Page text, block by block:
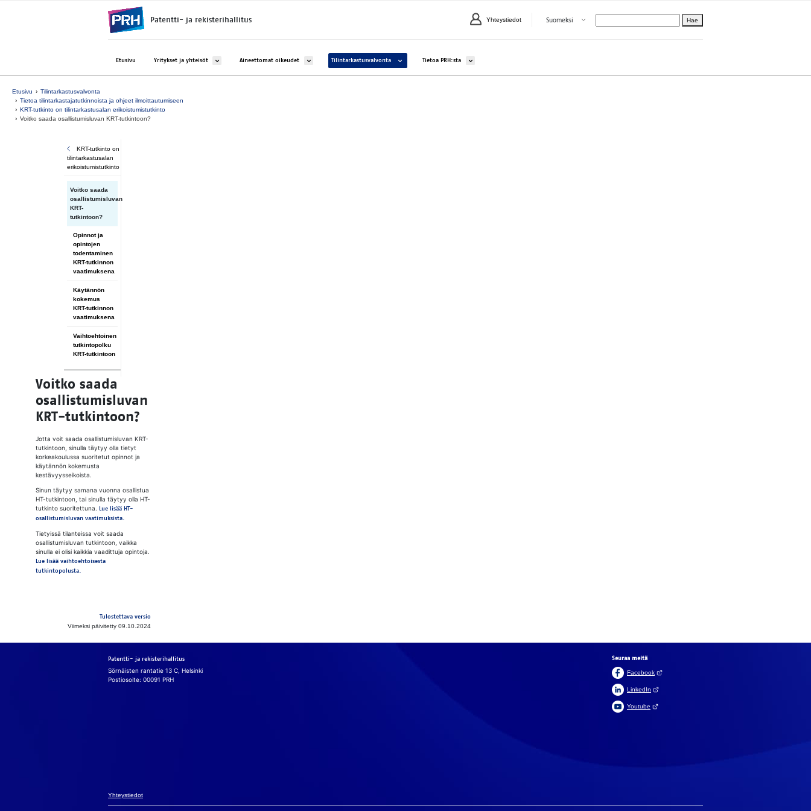
va­lin­to­ja­si eväs­tea­se­tuk­sis­sa.
Hyväksy pakolliset
Patentti- ja rekisterihallitus Yhteystiedot Valitse kieli
Suomeksi Avaa valikko Hae
Etusivu Yritykset ja yhteisöt Avaa alavalikko kohteelle Yritykset ja yhteisöt
Aineettomat oikeudet Avaa alavalikko kohteelle Aineettomat oikeudet
Tilintarkastusvalvonta Avaa alavalikko kohteelle Tilintarkastusvalvonta
Tietoa PRH:sta Avaa alavalikko kohteelle Tietoa PRH:sta
Etusivu
Tilintarkastusvalvonta
Tietoa tilintarkastajatutkinnoista ja ohjeet ilmoittautumiseen
KRT-tutkinto on tilintarkastusalan erikoistumistutkinto
Voitko saada osallistumisluvan KRT-tutkintoon?
Voitko saada
osallistumisluvan
KRT-tutkintoon?
Jotta voit saada osallistumisluvan KRT-
tutkintoon, sinulla täytyy olla tietyt
korkeakoulussa suoritetut opinnot ja
käytännön kokemusta
kestävyysseikoista.
Sinun täytyy samana vuonna osallistua
HT-tutkintoon, tai sinulla täytyy olla HT-
tutkinto suoritettuna.
Lue lisää HT-
osallistumisluvan vaatimuksista.
Tietyissä tilanteissa voit saada
osallistumisluvan tutkintoon, vaikka
sinulla ei olisi kaikkia vaadittuja opintoja.
Lue lisää vaihtoehtoisesta
tutkintopolusta.
Tulostettava versio
Viimeksi päivitetty 09.10.2024
KRT-tutkinto on
tilintarkastusalan
erikoistumistutkinto
Voitko saada
osallistumisluvan
KRT-
tutkintoon?
Opinnot ja
opintojen
todentaminen
KRT-tutkinnon
vaatimuksena
Käytännön
kokemus
KRT-tutkinnon
vaatimuksena
Vaihtoehtoinen
tutkintopolku
KRT-tutkintoon
Patentti- ja rekisterihallitus
Sörnäisten rantatie 13 C, Helsinki
Postiosoite: 00091 PRH
Yh­teys­tie­dot
Seuraa meitä
Facebook(Avautuu uuteen välilehteen)
LinkedIn (Avautuu uuteen välilehteen)
Youtube (Avautuu uuteen välilehteen)